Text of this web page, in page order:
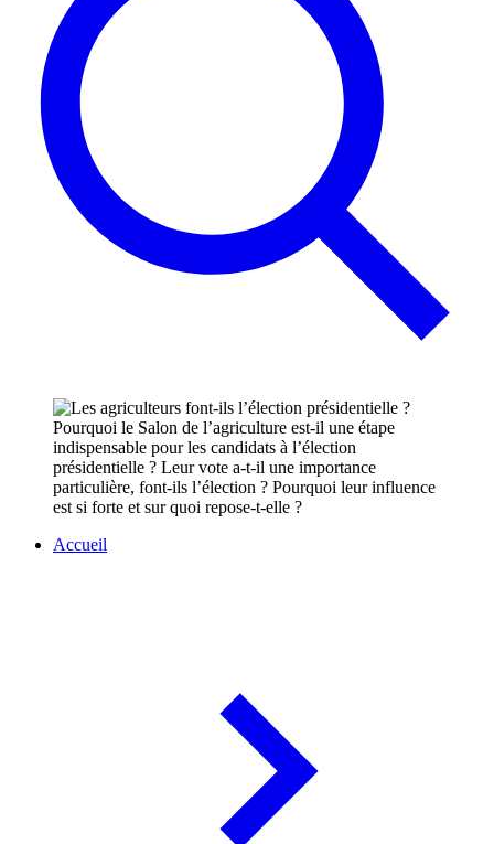
Pourquoi le Salon de l’agriculture est-il une étape
indispensable pour les candidats à l’élection
présidentielle ? Leur vote a-t-il une importance
particulière, font-ils l’élection ? Pourquoi leur influence
est si forte et sur quoi repose-t-elle ?
Accueil